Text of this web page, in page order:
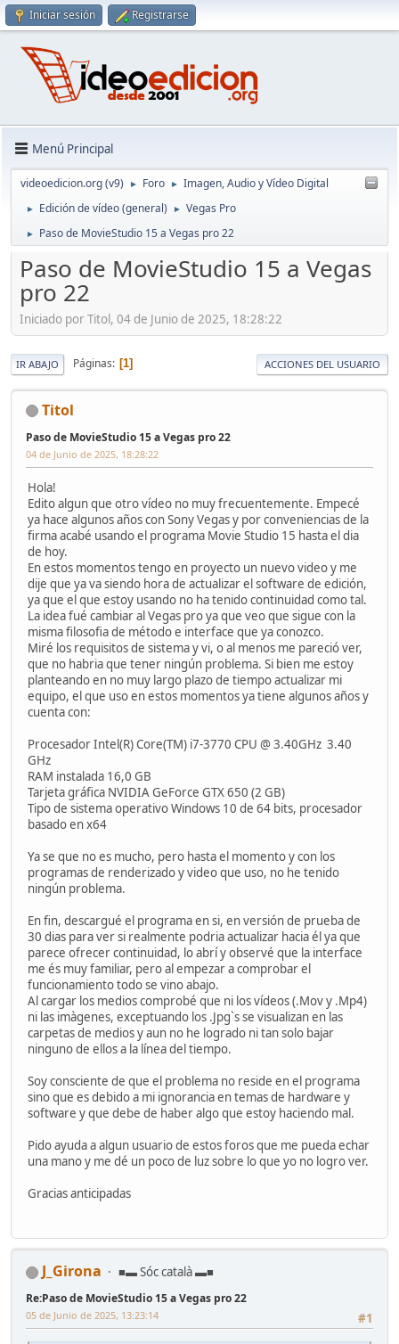
Iniciar sesión Registrarse
Menú Principal
videoedicion.org (v9) ► Foro ► Imagen, Audio y Vídeo Digital
► Edición de vídeo (general) ► Vegas Pro
► Paso de MovieStudio 15 a Vegas pro 22
Paso de MovieStudio 15 a Vegas
pro 22
Iniciado por Titol, 04 de Junio de 2025, 18:28:22
IR ABAJO Páginas 1 ACCIONES DEL USUARIO
Titol
Paso de MovieStudio 15 a Vegas pro 22
04 de Junio de 2025, 18:28:22
Hola!
Edito algun que otro vídeo no muy frecuentemente. Empecé
ya hace algunos años con Sony Vegas y por conveniencias de la
firma acabé usando el programa Movie Studio 15 hasta el dia
de hoy.
En estos momentos tengo en proyecto un nuevo video y me
dije que ya va siendo hora de actualizar el software de edición,
ya que el que estoy usando no ha tenido continuidad como tal.
La idea fué cambiar al Vegas pro ya que veo que sigue con la
misma filosofia de método e interface que ya conozco.
Miré los requisitos de sistema y vi, o al menos me pareció ver,
que no habria que tener ningún problema. Si bien me estoy
planteando en no muy largo plazo de tiempo actualizar mi
equipo, el que uso en estos momentos ya tiene algunos años y
cuenta con:
Procesador Intel(R) Core(TM) i7-3770 CPU @ 3.40GHz 3.40
GHz
RAM instalada 16,0 GB
Tarjeta gráfica NVIDIA GeForce GTX 650 (2 GB)
Tipo de sistema operativo Windows 10 de 64 bits, procesador
basado en x64
Ya se que no es mucho, pero hasta el momento y con los
programas de renderizado y video que uso, no he tenido
ningún problema.
En fin, descargué el programa en si, en versión de prueba de
30 dias para ver si realmente podria actualizar hacia él ya que
parece ofrecer continuidad, lo abrí y observé que la interface
me és muy familiar, pero al empezar a comprobar el
funcionamiento todo se vino abajo.
Al cargar los medios comprobé que ni los vídeos (.Mov y .Mp4)
ni las imàgenes, exceptuando los .Jpg`s se visualizan en las
carpetas de medios y aun no he logrado ni tan solo bajar
ninguno de ellos a la línea del tiempo.
Soy consciente de que el problema no reside en el programa
sino que es debido a mi ignorancia en temas de hardware y
software y que debe de haber algo que estoy haciendo mal.
Pido ayuda a algun usuario de estos foros que me pueda echar
una mano y me dé un poco de luz sobre lo que yo no logro ver.
Gracias anticipadas
J_Girona ■▬ Sóc català ▬■
Re:Paso de MovieStudio 15 a Vegas pro 22
#1
05 de Junio de 2025, 13:23:14